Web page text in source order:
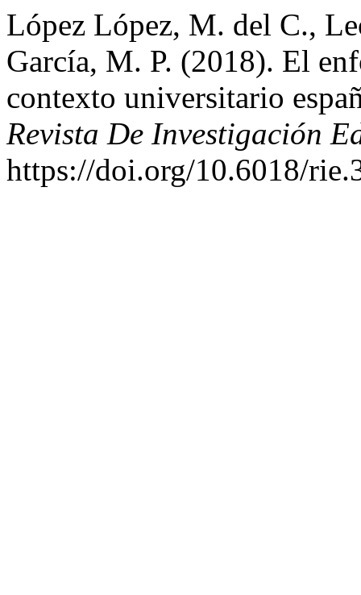
López López, M. del C.,
García, M. P. (2018). El
contexto universitario
Revista De Investigación
https://doi.org/10.6018/